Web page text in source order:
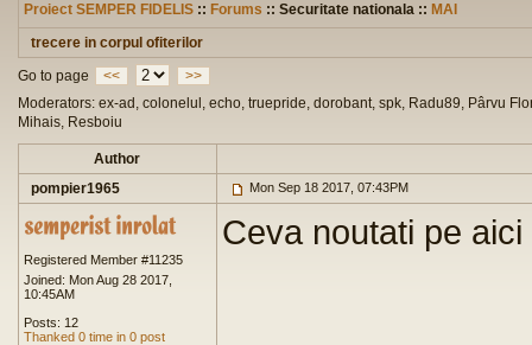
Proiect SEMPER FIDELIS :: Forums :: Securitate nationala :: MAI
trecere in corpul ofiterilor
Go to page
<<
>>
Moderators: ex-ad, colonelul, echo, truepride, dorobant, spk, Radu89, Pârvu
Mihais, Resboiu
Author
pompier1965
Mon Sep 18 2017, 07:43PM
Registered Member #11235
Joined: Mon Aug 28 2017,
10:45AM
Posts: 12
Thanked 0 time in 0 post
Ceva noutati pe aici